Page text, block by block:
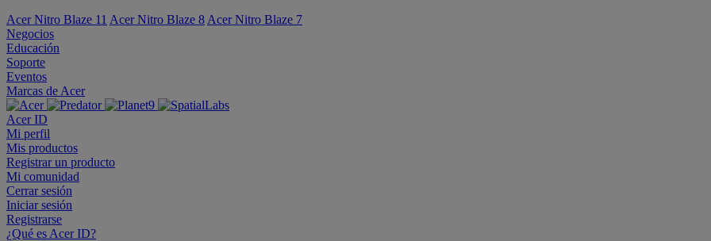
Acer Nitro Blaze 11 Acer Nitro Blaze 8 Acer Nitro Blaze 7
Negocios
Educación
Soporte
Eventos
Marcas de Acer
Acer ID
Mi perfil
Mis productos
Registrar un producto
Mi comunidad
Cerrar sesión
Iniciar sesión
Registrarse
¿Qué es Acer ID?